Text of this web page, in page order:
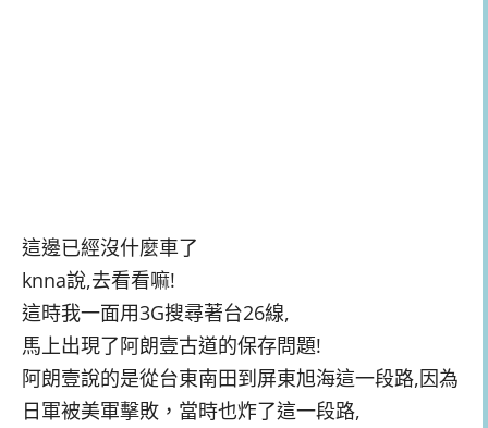
這邊已經沒什麼車了
knna說,去看看嘛!
這時我一面用3G搜尋著台26線,
馬上出現了阿朗壹古道的保存問題!
阿朗壹說的是從台東南田到屏東旭海這一段路,因為
日軍被美軍擊敗，當時也炸了這一段路,